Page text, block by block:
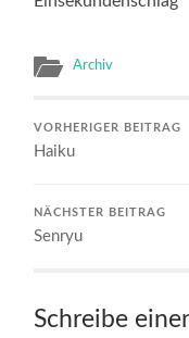
Archiv
VORHERIGER BEITRAG
Haiku
NÄCHSTER BEITRAG
Senryu
Schreibe